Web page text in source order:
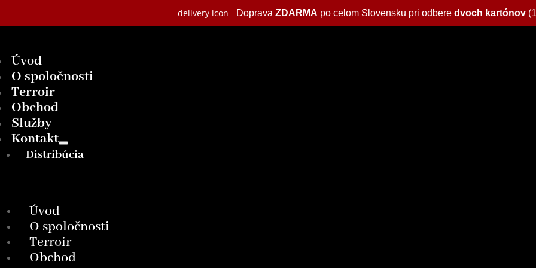
delivery icon Doprava ZDARMA po celom Slovensku pri odbere dvoch kartónov
Úvod
O spoločnosti
Terroir
Obchod
Služby
Kontakt
Distribúcia
Úvod
O spoločnosti
Terroir
Obchod